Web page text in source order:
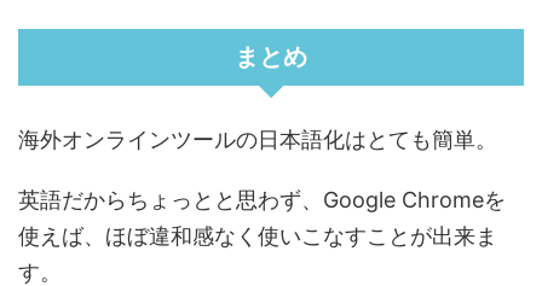
まとめ
海外オンラインツールの日本語化はとても簡単。
英語だからちょっとと思わず、Google Chromeを
使えば、ほぼ違和感なく使いこなすことが出来ま
す。